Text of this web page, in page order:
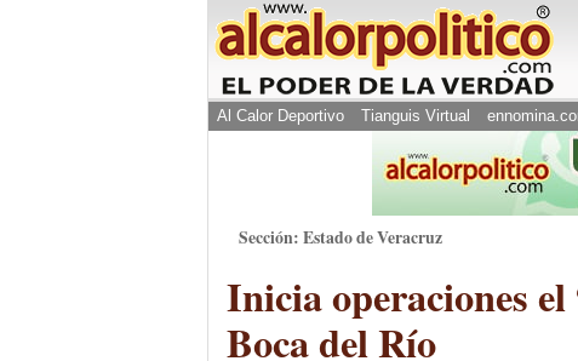
Al Calor Deportivo Tianguis Virtual
Sección: Estado de Veracruz
Inicia operaciones
Boca del Río